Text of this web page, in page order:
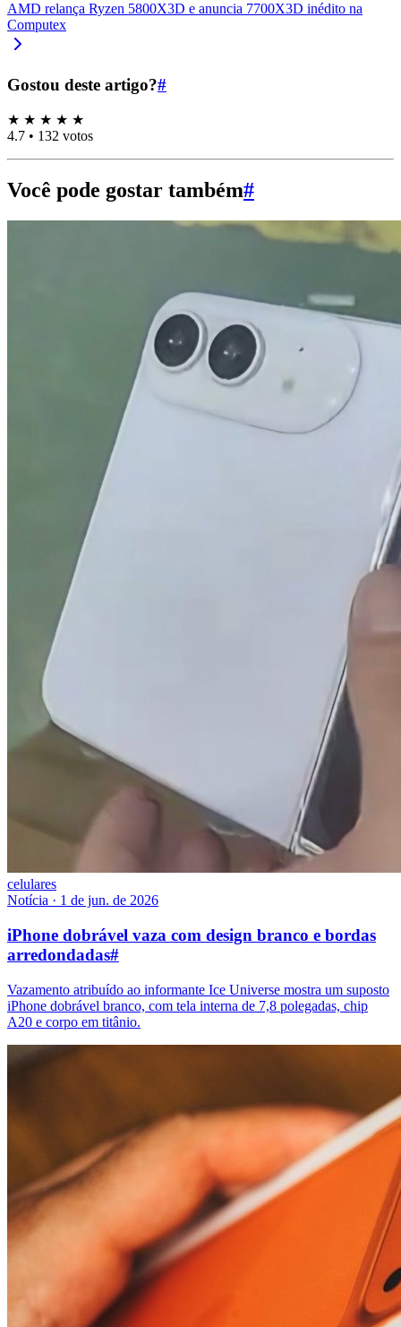
AMD relança Ryzen 5800X3D e anuncia 7700X3D inédito na
Computex
Gostou deste artigo?#
★ ★ ★ ★ ★
4.7 • 132 votos
Você pode gostar também#
celulares
Notícia · 1 de jun. de 2026
iPhone dobrável vaza com design branco e bordas
arredondadas#
Vazamento atribuído ao informante Ice Universe mostra um suposto
iPhone dobrável branco, com tela interna de 7,8 polegadas, chip
A20 e corpo em titânio.